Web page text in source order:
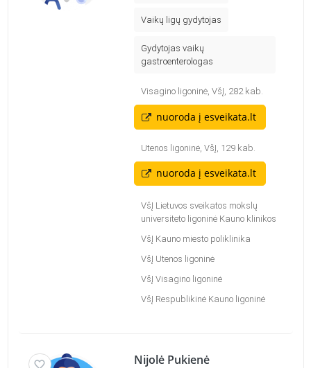
Vaikų ligų gydytojas
Gydytojas vaikų
gastroenterologas
Visagino ligoninė, VšĮ, 282 kab.
nuoroda į esveikata.lt
Utenos ligoninė, VšĮ, 129 kab.
nuoroda į esveikata.lt
VšĮ Lietuvos sveikatos mokslų
universiteto ligoninė Kauno klinikos
VšĮ Kauno miesto poliklinika
VšĮ Utenos ligoninė
VšĮ Visagino ligoninė
VšĮ Respublikinė Kauno ligoninė
Nijolė Pukienė